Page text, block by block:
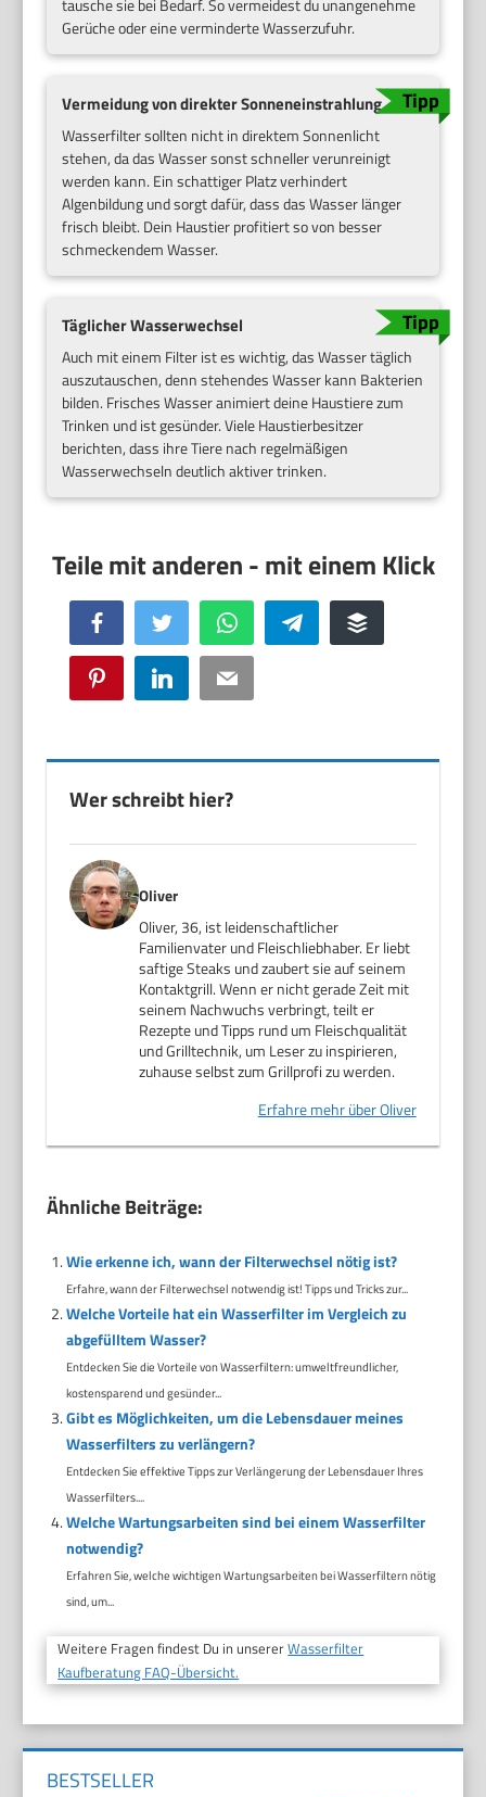
tausche sie bei Bedarf. So vermeidest du unangenehme
Gerüche oder eine verminderte Wasserzufuhr.
Vermeidung von direkter Sonneneinstrahlung
Wasserfilter sollten nicht in direktem Sonnenlicht
stehen, da das Wasser sonst schneller verunreinigt
werden kann. Ein schattiger Platz verhindert
Algenbildung und sorgt dafür, dass das Wasser länger
frisch bleibt. Dein Haustier profitiert so von besser
schmeckendem Wasser.
Täglicher Wasserwechsel
Auch mit einem Filter ist es wichtig, das Wasser täglich
auszutauschen, denn stehendes Wasser kann Bakterien
bilden. Frisches Wasser animiert deine Haustiere zum
Trinken und ist gesünder. Viele Haustierbesitzer
berichten, dass ihre Tiere nach regelmäßigen
Wasserwechseln deutlich aktiver trinken.
Facebook Twitter WhatsApp Telegram Buffer
Pinterest LinkedIn Email
Wer schreibt hier?
Oliver
Oliver, 36, ist leidenschaftlicher
Familienvater und Fleischliebhaber. Er liebt
saftige Steaks und zaubert sie auf seinem
Kontaktgrill. Wenn er nicht gerade Zeit mit
seinem Nachwuchs verbringt, teilt er
Rezepte und Tipps rund um Fleischqualität
und Grilltechnik, um Leser zu inspirieren,
zuhause selbst zum Grillprofi zu werden.
Erfahre mehr über Oliver
Ähnliche Beiträge:
Wie erkenne ich, wann der Filterwechsel nötig ist?
Erfahre, wann der Filterwechsel notwendig ist! Tipps und Tricks zur...
Welche Vorteile hat ein Wasserfilter im Vergleich zu
abgefülltem Wasser?
Entdecken Sie die Vorteile von Wasserfiltern: umweltfreundlicher,
kostensparend und gesünder...
Gibt es Möglichkeiten, um die Lebensdauer meines
Wasserfilters zu verlängern?
Entdecken Sie effektive Tipps zur Verlängerung der Lebensdauer Ihres
Wasserfilters....
Welche Wartungsarbeiten sind bei einem Wasserfilter
notwendig?
Erfahren Sie, welche wichtigen Wartungsarbeiten bei Wasserfiltern nötig
sind, um...
Weitere Fragen findest Du in unsererWasserfilter
Kaufberatung FAQ-Übersicht.
BESTSELLER